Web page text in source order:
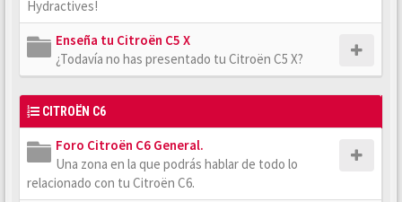
Hydractives!
Enseña tu Citroën C5 X
¿Todavía no has presentado tu Citroën C5 X?
CITROËN C6
Foro Citroën C6 General.
Una zona en la que podrás hablar de todo lo
relacionado con tu Citroën C6.